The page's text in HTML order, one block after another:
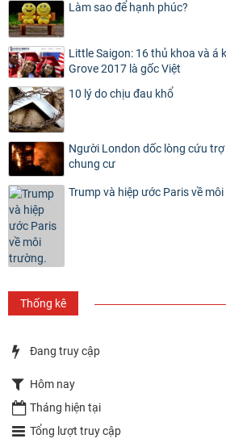
Làm sao để hạnh phúc?
Little Saigon: 16 thủ khoa và á
Grove 2017 là gốc Việt
10 lý do chịu đau khổ
Người London dốc lòng cứu
chung cư
Trump và hiệp ước Paris về
Thống kê
Đang truy cập
Hôm nay
Tháng hiện tại
Tổng lượt truy cập